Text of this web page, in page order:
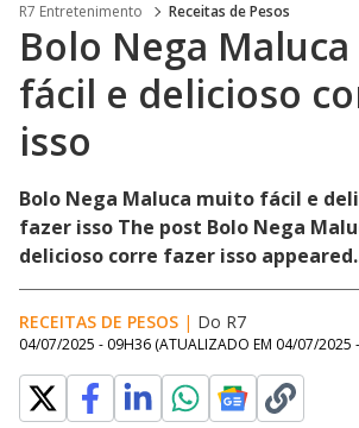
R7 Entretenimento Receitas de Pesos
Bolo Nega
fácil e delicioso
isso
Bolo Nega Maluca muito fácil e
fazer isso The post Bolo Nega
delicioso corre fazer isso
RECEITAS DE PESOS | Do R7
04/07/2025 - 09H36 (ATUALIZADO EM 04/07/2025